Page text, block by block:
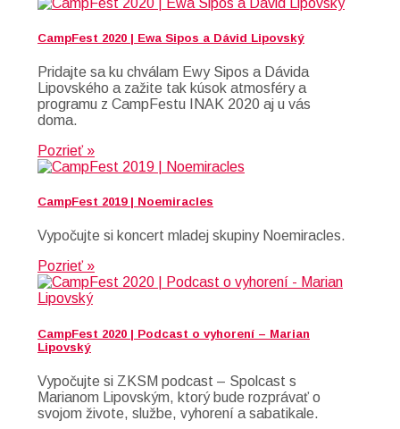
CampFest 2020 | Ewa Sipos a Dávid Lipovský
Pridajte sa ku chválam Ewy Sipos a Dávida
Lipovského a zažite tak kúsok atmosféry a
programu z CampFestu INAK 2020 aj u vás
doma.
Pozrieť »
CampFest 2019 | Noemiracles
Vypočujte si koncert mladej skupiny Noemiracles.
Pozrieť »
CampFest 2020 | Podcast o vyhorení – Marian
Lipovský
Vypočujte si ZKSM podcast – Spolcast s
Marianom Lipovským, ktorý bude rozprávať o
svojom živote, službe, vyhorení a sabatikale.